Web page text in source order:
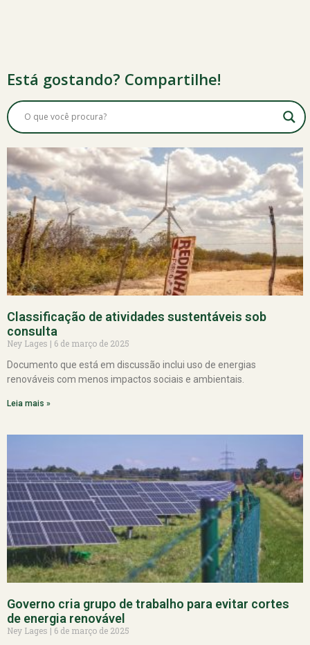
Está gostando? Compartilhe!
Classificação de atividades sustentáveis sob
consulta
Ney Lages
6 de março de 2025
Documento que está em discussão inclui uso de energias
renováveis com menos impactos sociais e ambientais.
Leia mais »
Governo cria grupo de trabalho para evitar cortes
de energia renovável
Ney Lages
6 de março de 2025